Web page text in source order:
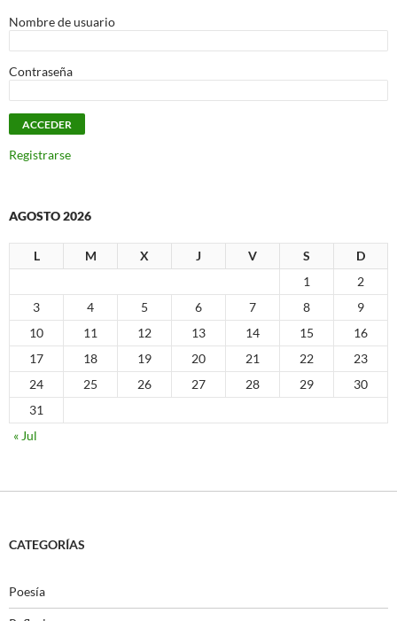
Nombre de usuario
Contraseña
Registrarse
AGOSTO 2026
L M X J V S
D
1
2
3
4 5 6 7 8
9
10
11 12 13 14 15
16
17
18 19 20 21 22
23
24
25 26 27 28 29
30
31
« Jul
CATEGORÍAS
Poesía